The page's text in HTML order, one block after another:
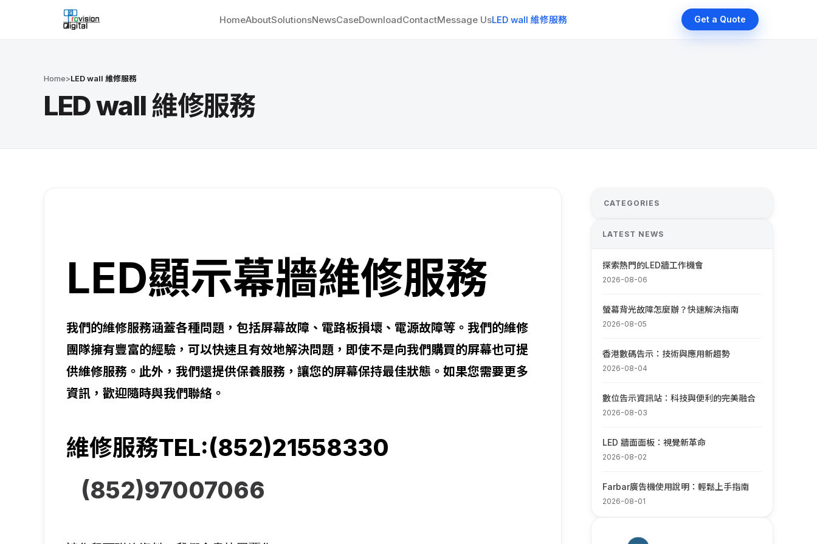
HomeAboutSolutionsNewsCaseDownloadContactMessage UsLED wall 維修服務 Get a Quote
Home>LED wall 維修服務
LED wall 維修服務
LED顯示幕牆維修服務
我們的維修服務涵蓋各種問題，包括屏幕故障、電路板損壞、電源故障等。我們的維修
團隊擁有豐富的經驗，可以快速且有效地解決問題，即使不是向我們購買的屏幕也可提
供維修服務。此外，我們還提供保養服務，讓您的屏幕保持最佳狀態。如果您需要更多
資訊，歡迎隨時與我們聯絡。
維修服務TEL:(852)21558330
(852)97007066
CATEGORIES
LATEST NEWS
探索熱門的LED牆工作機會
2026-08-06
螢幕背光故障怎麼辦？快速解決指南
2026-08-05
香港數碼告示：技術與應用新趨勢
2026-08-04
數位告示資訊站：科技與便利的完美融合
2026-08-03
LED 牆面面板：視覺新革命
2026-08-02
Farbar廣告機使用說明：輕鬆上手指南
2026-08-01